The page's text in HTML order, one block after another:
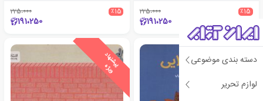
دسته بندی موضوعی
لوازم تحریر
٪15 225،000
191،250
٪15 225،000
191،250
پ
ی
ش
ن
ه
ا
د
و
ی
ژ
ه